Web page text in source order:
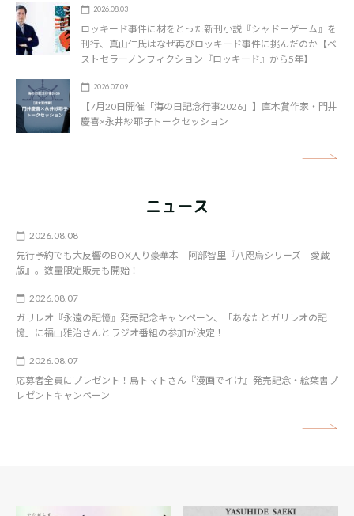
2026.08.03
ロッキード事件に材をとった新刊小説『シャドーゲーム』を
刊行、真山仁氏はなぜ再びロッキード事件に挑んだのか【ベ
ストセラーノンフィクション『ロッキード』から5年】
2026.07.09
【7月20日開催「海の日記念行事2026」】直木賞作家・門井
慶喜×永井紗耶子トークセッション
ニュース
2026.08.08
先行予約でも大反響のBOX入り豪華本 阿部智里『八咫烏シリーズ 愛蔵
版』。数量限定販売も開始！
2026.08.07
ガリレオ『永遠の記憶』発売記念キャンペーン、「あなたとガリレオの記
憶」に福山雅治さんとラジオ番組の参加が決定！
2026.08.07
応募者全員にプレゼント！鳥トマトさん『漫画でイけ』発売記念・絵葉書プ
レゼントキャンペーン